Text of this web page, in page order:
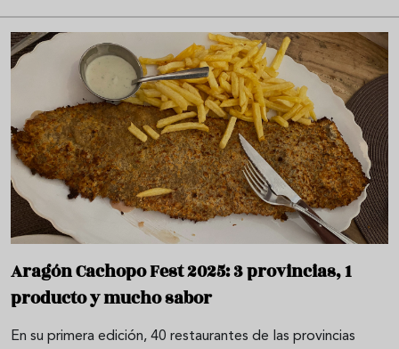
Aragón Cachopo Fest 2025: 3 provincias, 1
producto y mucho sabor
En su primera edición, 40 restaurantes de las provincias